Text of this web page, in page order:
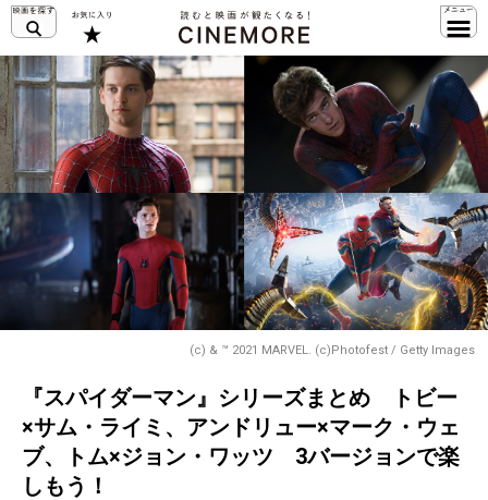
(c) & ™ 2021 MARVEL. (c)Photofest / Getty Images
『スパイダーマン』シリーズまとめ トビー
×サム・ライミ、アンドリュー×マーク・ウェ
ブ、トム×ジョン・ワッツ 3バージョンで楽
しもう！